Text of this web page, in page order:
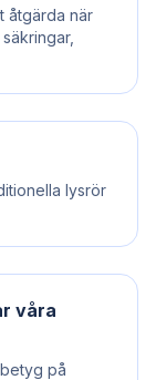
åtgärda när
lysrör
våra
på